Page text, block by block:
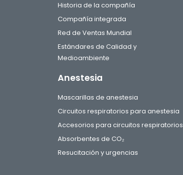
Historia de la compañía
Compañía integrada
Red de Ventas Mundial
Estándares de Calidad y
Medioambiente
Anestesia
Mascarillas de anestesia
Circuitos respiratorios para anestesia
Accesorios para circuitos respiratorios
Absorbentes de CO₂
Resucitación y urgencias